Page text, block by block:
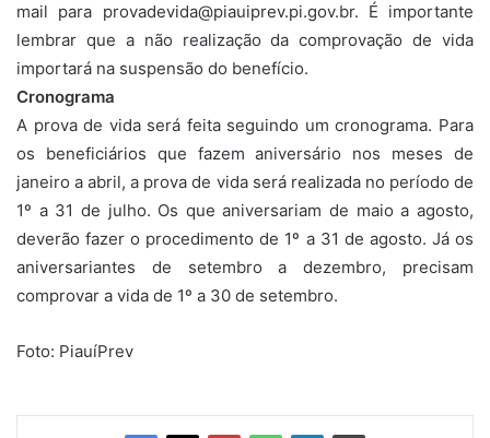
mail para provadevida@piauiprev.pi.gov.br. É importante
lembrar que a não realização da comprovação de vida
importará na suspensão do benefício.
Cronograma
A prova de vida será feita seguindo um cronograma. Para
os beneficiários que fazem aniversário nos meses de
janeiro a abril, a prova de vida será realizada no período de
1º a 31 de julho. Os que aniversariam de maio a agosto,
deverão fazer o procedimento de 1º a 31 de agosto. Já os
aniversariantes de setembro a dezembro, precisam
comprovar a vida de 1º a 30 de setembro.
Foto: PiauíPrev